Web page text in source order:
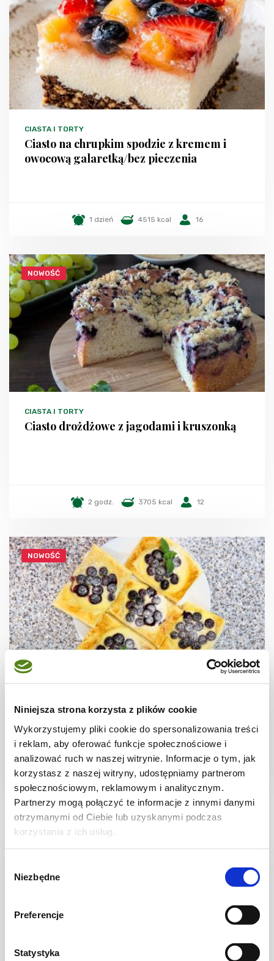
Niniejsza strona korzysta z plików cookie
Wykorzystujemy pliki cookie do spersonalizowania treści
i reklam, aby oferować funkcje społecznościowe i
analizować ruch w naszej witrynie. Informacje o tym, jak
korzystasz z naszej witryny, udostępniamy partnerom
społecznościowym, reklamowym i analitycznym.
Partnerzy mogą połączyć te informacje z innymi danymi
otrzymanymi od Ciebie lub uzyskanymi podczas
korzystania z ich usług.
zgody
Niezbędne
Preferencje
Statystyka
CIASTA I TORTY
Ciasto na chrupkim spodzie z kremem i
owocową galaretką/bez pieczenia
1 dzień 4515 kcal 16
NOWOŚĆ
CIASTA I TORTY
Ciasto drożdżowe z jagodami i kruszonką
2 godz. 3705 kcal 12
NOWOŚĆ
Ciastka francuskie z borówkami + film
30 min. 1531 kcal 8